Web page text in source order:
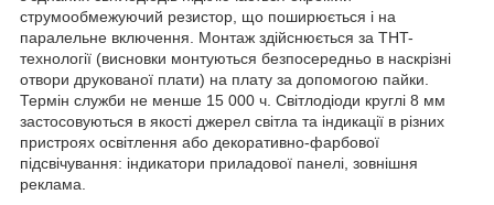
струмообмежуючий резистор, що поширюється і на
паралельне включення. Монтаж здійснюється за THT-
технології (висновки монтуються безпосередньо в наскрізні
отвори друкованої плати) на плату за допомогою пайки.
Термін служби не менше 15 000 ч. Світлодіоди круглі 8 мм
застосовуються в якості джерел світла та індикації в різних
пристроях освітлення або декоративно-фарбової
підсвічування: індикатори приладової панелі, зовнішня
реклама.